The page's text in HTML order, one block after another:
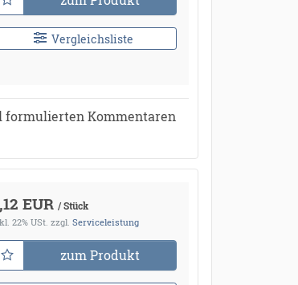
Vergleichsliste
formulierten Kommentaren
EUR / Stück
22% USt. zzgl. Serviceleistung
zum Produkt